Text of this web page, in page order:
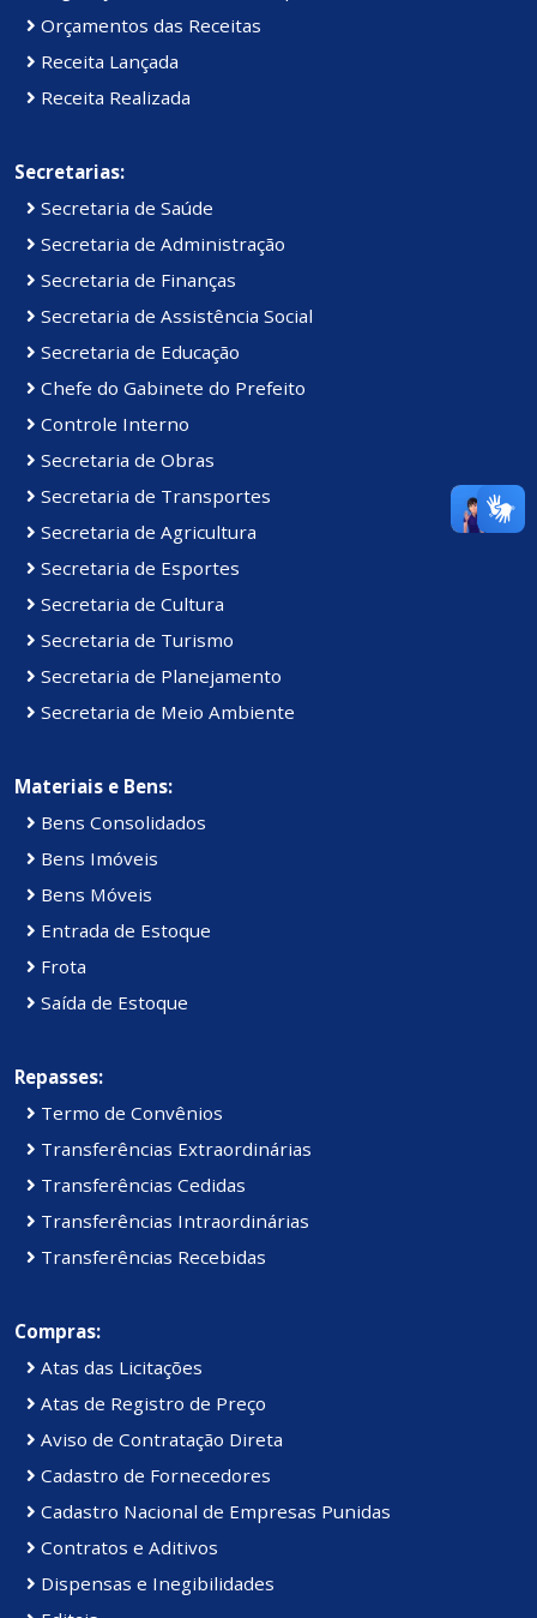
Orçamentos das Receitas
Receita Lançada
Receita Realizada
Secretarias:
Secretaria de Saúde
Secretaria de Administração
Secretaria de Finanças
Secretaria de Assistência Social
Secretaria de Educação
Chefe do Gabinete do Prefeito
Controle Interno
Secretaria de Obras
Secretaria de Transportes
Secretaria de Agricultura
Secretaria de Esportes
Secretaria de Cultura
Secretaria de Turismo
Secretaria de Planejamento
Secretaria de Meio Ambiente
Materiais e Bens:
Bens Consolidados
Bens Imóveis
Bens Móveis
Entrada de Estoque
Frota
Saída de Estoque
Repasses:
Termo de Convênios
Transferências Extraordinárias
Transferências Cedidas
Transferências Intraordinárias
Transferências Recebidas
Compras:
Atas das Licitações
Atas de Registro de Preço
Aviso de Contratação Direta
Cadastro de Fornecedores
Cadastro Nacional de Empresas Punidas
Contratos e Aditivos
Dispensas e Inegibilidades